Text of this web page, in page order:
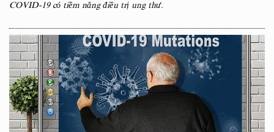
COVID-19 có tiềm năng điều trị ung thư.